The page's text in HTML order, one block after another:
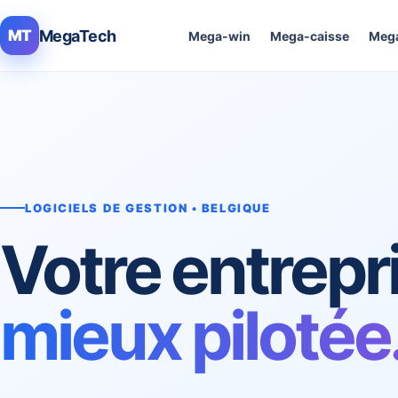
MT MegaTech Mega-win Mega-caisse
LOGICIELS DE GESTION • BELGIQUE
Votre
mieux